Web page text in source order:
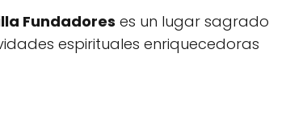
Fundadores es un lugar sagrado
espirituales enriquecedoras